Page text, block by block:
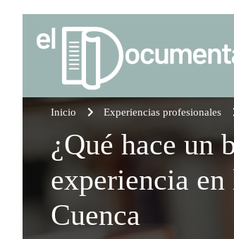
Inicio Experiencias profesionales
¿Qué hace
experiencia
Cuenca